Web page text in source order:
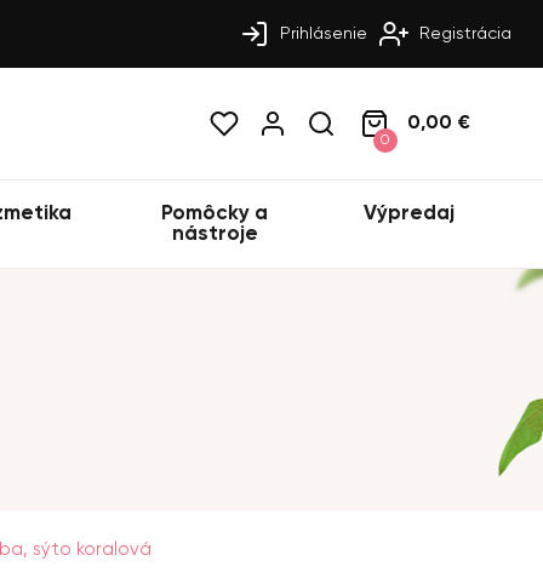
Prihlásenie Registrácia
0
0,00 €
Pomôcky a
nástroje
Výpredaj
sýto koralová